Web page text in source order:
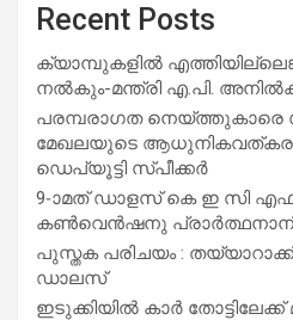
Recent Posts
ക്യാമ്പുകളിൽ
നൽകും-മന്ത്രി എ.പി.
പരമ്പരാഗത നെയ്ത്തുകാരെ
മേഖലയുടെ
ഡെപ്യൂട്ടി സ്പീക്കർ
9-ാമത് ഡാളസ് കെ ഇ സി
കൺവെൻഷനു
പുസ്തക പരിചയം :
ഡാലസ്
ഇടുക്കിയിൽ കാർ